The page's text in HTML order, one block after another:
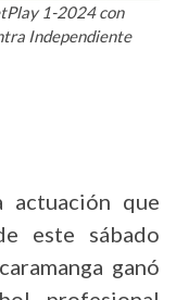
1-2024 con
Independiente
actuación que
este sábado
ganó